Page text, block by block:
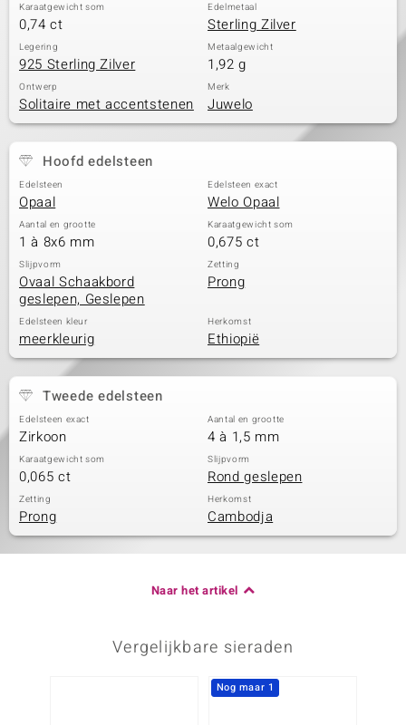
Karaatgewicht som
0,74 ct
Edelmetaal
Sterling Zilver
Legering
925 Sterling Zilver
Metaalgewicht
1,92 g
Ontwerp
Solitaire met accentstenen
Merk
Juwelo
Hoofd edelsteen
Edelsteen
Opaal
Edelsteen exact
Welo Opaal
Aantal en grootte
1 à 8x6 mm
Karaatgewicht som
0,675 ct
Slijpvorm
Ovaal Schaakbord
geslepen, Geslepen
Zetting
Prong
Edelsteen kleur
meerkleurig
Herkomst
Ethiopië
Tweede edelsteen
Edelsteen exact
Zirkoon
Aantal en grootte
4 à 1,5 mm
Karaatgewicht som
0,065 ct
Slijpvorm
Rond geslepen
Zetting
Prong
Herkomst
Cambodja
Naar het artikel
Vergelijkbare sieraden
Nog maar 1